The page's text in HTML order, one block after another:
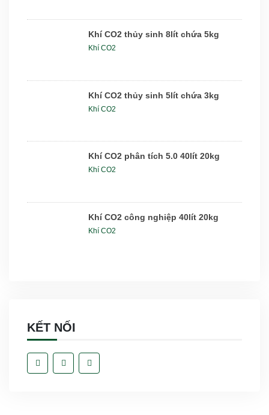
Khí CO2 thủy sinh 8lít chứa 5kg
Khí CO2
Khí CO2 thủy sinh 5lít chứa 3kg
Khí CO2
Khí CO2 phân tích 5.0 40lít 20kg
Khí CO2
Khí CO2 công nghiệp 40lít 20kg
Khí CO2
KẾT NỐI